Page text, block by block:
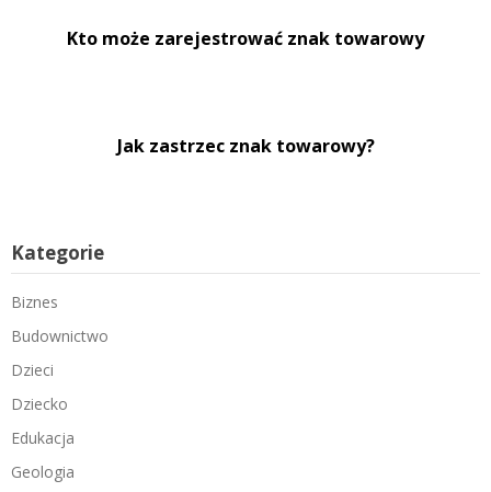
Kto może zarejestrować znak towarowy
Jak zastrzec znak towarowy?
Kategorie
Biznes
Budownictwo
Dzieci
Dziecko
Edukacja
Geologia